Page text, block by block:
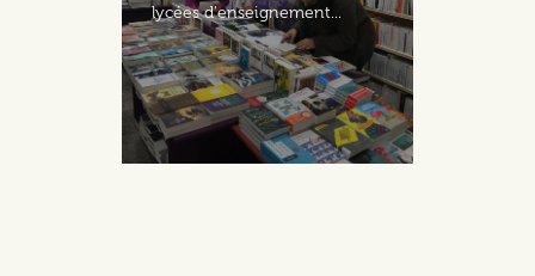
lycées d'enseignement...